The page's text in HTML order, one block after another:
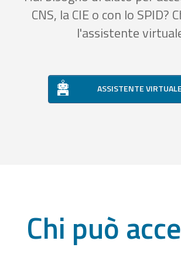
CNS, la CIE o con lo SPID?
l'assistente
ASSISTENTE VIRTUALE
Chi può